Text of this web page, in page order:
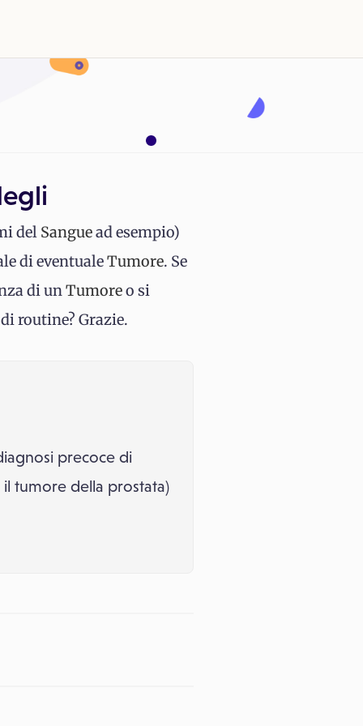
del Sanguead esempio)
di eventualeTumore. Se
di unTumoreo si
routine? Grazie.
precoce di
il tumore della prostata)